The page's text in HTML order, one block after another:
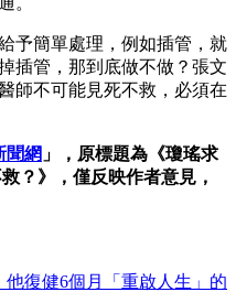
予簡單處理，例如插管，就
插管，那到底做不做？張文
師不可能見死不救，必須在
聞網 」，原標題為《瓊瑤求
？》，僅反映作者意見，
復健6個月「重啟人生」的